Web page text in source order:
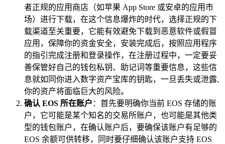
者正规的应用商店（如苹果 App Store 或安卓的应用市
场）进行下载，在这个信息爆炸的时代，选择正规的下
载渠道至关重要，它能有效避免下载到恶意软件或假冒
应用，保障你的资金安全，安装完成后，按照应用程序
的指引完成注册和登录操作，在注册过程中，一定要妥
善保管好自己的钱包私钥、助记词等重要信息，这些信
息就如同你进入数字资产宝库的钥匙，一旦丢失或泄露,
你的资产将面临巨大的风险。
确认 EOS 所在账户 ：首先要明确你当前 EOS 存储的账
户，它可能是某个知名的交易所账户，也可能是其他类
型的钱包账户，在确认账户后，要确保该账户有足够的
EOS 余额可供转移，同时要仔细确认该账户支持 EOS